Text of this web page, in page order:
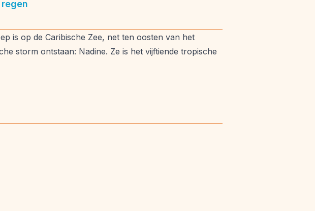
is op de Caribische Zee, net ten oosten van het
storm ontstaan: Nadine. Ze is het vijftiende tropische